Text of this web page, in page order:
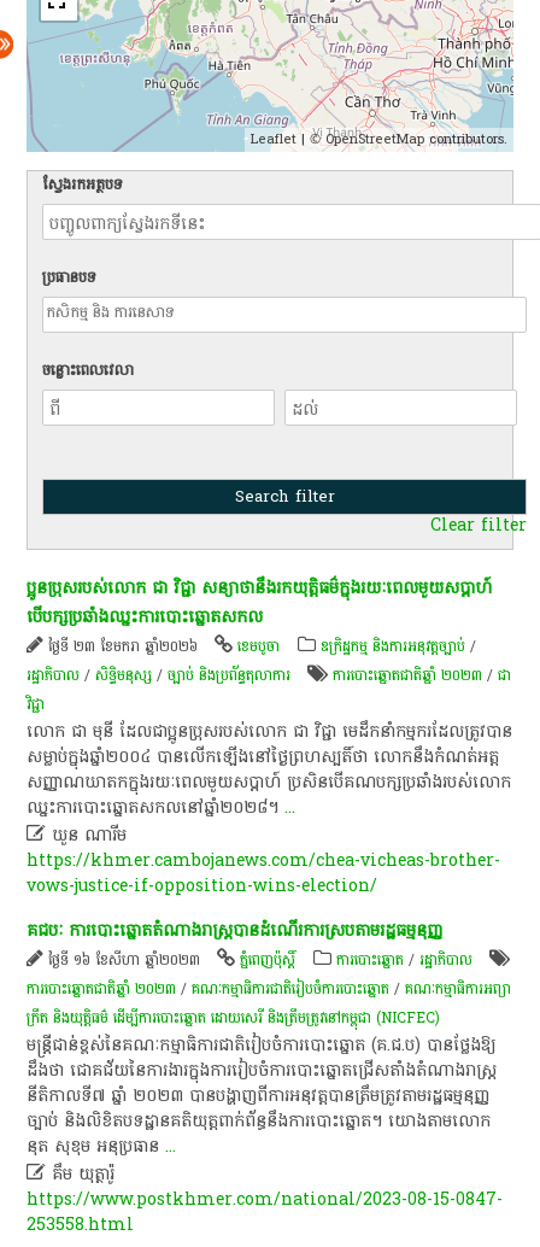
Leaflet| © OpenStreetMapcontributors.
ស្វែងរកអត្ថបទ
ប្រធានបទ
ចន្លោះពេលវេលា
Clear filter
ប្អូនប្រុសរបស់លោក ជា វិជ្ជា សន្យាថានឹងរកយុត្តិធម៌ក្នុងរយៈពេលមួយសប្តាហ៍
បើបក្សប្រឆាំងឈ្នះការបោះឆ្នោតសកល
ថ្ងៃទី ២៣ ខែមករា ឆ្នាំ២០២៦ ខេ​ម​បូ​ចា ឧក្រិដ្ឋកម្ម និងការអនុវត្តច្បាប់ /
រដ្ឋាភិបាល /សិទ្ធិមនុស្ស /ច្បាប់ និងប្រព័ន្ធតុលាការ ការបោះឆ្នោតជាតិឆ្នាំ ២០២៣ /ជា
វិជ្ជា
លោក ជា មុនី ដែលជាប្អូនប្រុសរបស់លោក ជា វិជ្ជា មេដឹកនាំកម្មករដែលត្រូវបាន
សម្លាប់ក្នុងឆ្នាំ២០០៤ បានលើកឡើងនៅថ្ងៃព្រហស្បតិ៍ថា លោកនឹងកំណត់អត្ត
សញ្ញាណឃាតកក្នុងរយៈពេលមួយសប្តាហ៍ ប្រសិនបើគណបក្សប្រឆាំងរបស់លោក
ឈ្នះការបោះឆ្នោតសកលនៅឆ្នាំ២០២៨។...
 ឃួន ណារីម​
https://khmer.cambojanews.com/chea-vicheas-brother-
vows-justice-if-opposition-wins-election/
គជបៈ ការបោះឆ្នោត​តំណាងរាស្ត្រ​បាន​ដំណើរការ​ស្របតាម​រដ្ឋធម្មនុញ្ញ​
ថ្ងៃទី ១៦ ខែសីហា ឆ្នាំ២០២៣ ភ្នំពេញប៉ុស្តិ៍ ការបោះឆ្នោត /រដ្ឋាភិបាល
ការបោះឆ្នោតជាតិឆ្នាំ ២០២៣ /គណៈកម្មាធិការជាតិរៀបចំការបោះឆ្នោត /គណៈកម្មាធិការអព្យា
ក្រឹត និងយុត្តិធម៌ ដើម្បីការបោះឆ្នោត ដោយសេរី និងត្រឹមត្រូវនៅកម្ពុជា (NICFEC)
មន្ត្រីជាន់ខ្ពស់​នៃ​គណៈកម្មាធិការ​ជាតិ​រៀបចំ​ការ​​បោះឆ្នោត (​គ​.​ជ​.​ប​)​ បាន​ថ្លែងឱ្យ
ដឹងថា ជោគជ័យ​នៃ​ការងារ​ក្នុង​ការរៀបចំ​ការបោះឆ្នោត​ជ្រើសតាំង​តំណាងរាស្ត្រ
នីតិ​កាល​ទី​៧ ឆ្នាំ​ ២០២៣ បានបង្ហាញ​ពី​ការអនុវត្ត​បាន​ត្រឹម​ត្រូវ​តាម​រដ្ឋធម្មនុញ្ញ
ច្បាប់ និង​លិខិតបទដ្ឋាន​គតិយុត្ត​ពាក់​ព័ន្ធ​នឹង​ការបោះឆ្នោត​។ យោងតាម​លោក
នុត សុខុម អនុ​ប្រ​​ធាន...
 គឹម យុត្ថារ៉ូ
https://www.postkhmer.com/national/2023-08-15-0847-
253558.html